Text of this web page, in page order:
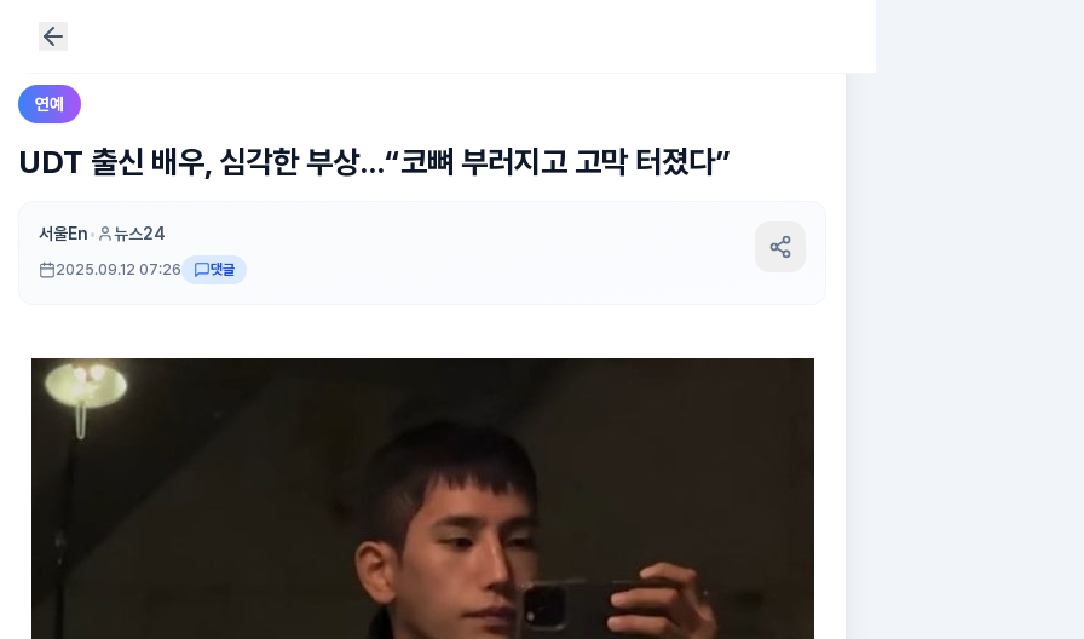
연예
UDT 출신 배우, 심각한 부상…“코뼈 부러지고 고막 터졌다”
서울En• 뉴스24
2025.09.12 07:26 댓글